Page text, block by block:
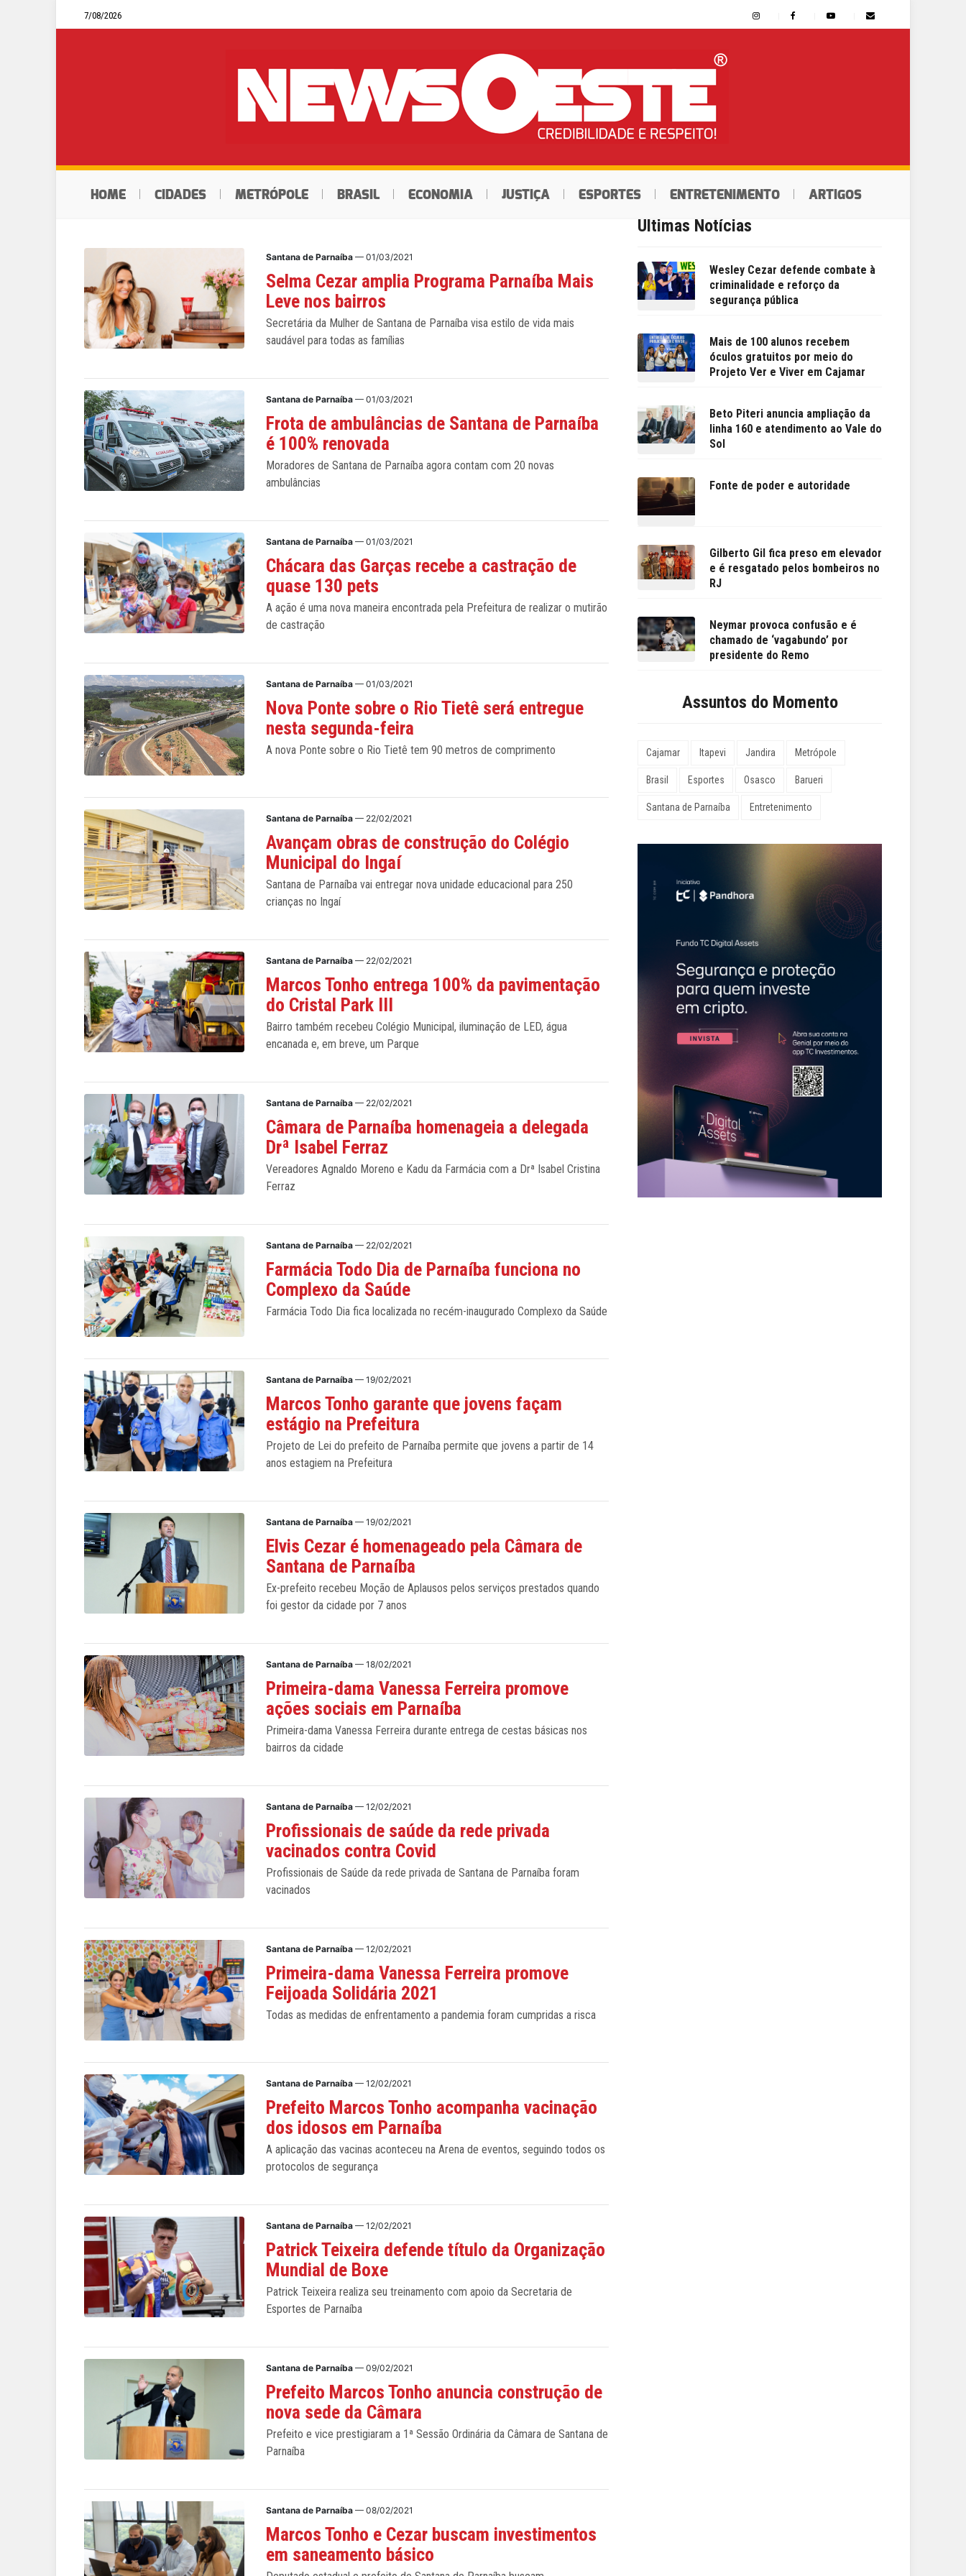
7/08/2026
HOME CIDADES METRÓPOLE BRASIL ECONOMIA JUSTIÇA ESPORTES ENTRETENIMENTO ARTIGOS
Santana de Parnaíba — 01/03/2021
Selma Cezar amplia Programa Parnaíba Mais
Leve nos bairros
Secretária da Mulher de Santana de Parnaíba visa estilo de vida mais
saudável para todas as famílias
Santana de Parnaíba — 01/03/2021
Frota de ambulâncias de Santana de Parnaíba
é 100% renovada
Moradores de Santana de Parnaíba agora contam com 20 novas
ambulâncias
Santana de Parnaíba — 01/03/2021
Chácara das Garças recebe a castração de
quase 130 pets
A ação é uma nova maneira encontrada pela Prefeitura de realizar o mutirão
de castração
Santana de Parnaíba — 01/03/2021
Nova Ponte sobre o Rio Tietê será entregue
nesta segunda-feira
A nova Ponte sobre o Rio Tietê tem 90 metros de comprimento
Santana de Parnaíba — 22/02/2021
Avançam obras de construção do Colégio
Municipal do Ingaí
Santana de Parnaíba vai entregar nova unidade educacional para 250
crianças no Ingaí
Santana de Parnaíba — 22/02/2021
Marcos Tonho entrega 100% da pavimentação
do Cristal Park III
Bairro também recebeu Colégio Municipal, iluminação de LED, água
encanada e, em breve, um Parque
Santana de Parnaíba — 22/02/2021
Câmara de Parnaíba homenageia a delegada
Drª Isabel Ferraz
Vereadores Agnaldo Moreno e Kadu da Farmácia com a Drª Isabel Cristina
Ferraz
Santana de Parnaíba — 22/02/2021
Farmácia Todo Dia de Parnaíba funciona no
Complexo da Saúde
Farmácia Todo Dia fica localizada no recém-inaugurado Complexo da Saúde
Santana de Parnaíba — 19/02/2021
Marcos Tonho garante que jovens façam
estágio na Prefeitura
Projeto de Lei do prefeito de Parnaíba permite que jovens a partir de 14
anos estagiem na Prefeitura
Santana de Parnaíba — 19/02/2021
Elvis Cezar é homenageado pela Câmara de
Santana de Parnaíba
Ex-prefeito recebeu Moção de Aplausos pelos serviços prestados quando
foi gestor da cidade por 7 anos
Santana de Parnaíba — 18/02/2021
Primeira-dama Vanessa Ferreira promove
ações sociais em Parnaíba
Primeira-dama Vanessa Ferreira durante entrega de cestas básicas nos
bairros da cidade
Santana de Parnaíba — 12/02/2021
Profissionais de saúde da rede privada
vacinados contra Covid
Profissionais de Saúde da rede privada de Santana de Parnaíba foram
vacinados
Santana de Parnaíba — 12/02/2021
Primeira-dama Vanessa Ferreira promove
Feijoada Solidária 2021
Todas as medidas de enfrentamento a pandemia foram cumpridas a risca
Santana de Parnaíba — 12/02/2021
Prefeito Marcos Tonho acompanha vacinação
dos idosos em Parnaíba
A aplicação das vacinas aconteceu na Arena de eventos, seguindo todos os
protocolos de segurança
Santana de Parnaíba — 12/02/2021
Patrick Teixeira defende título da Organização
Mundial de Boxe
Patrick Teixeira realiza seu treinamento com apoio da Secretaria de
Esportes de Parnaíba
Santana de Parnaíba — 09/02/2021
Prefeito Marcos Tonho anuncia construção de
nova sede da Câmara
Prefeito e vice prestigiaram a 1ª Sessão Ordinária da Câmara de Santana de
Parnaíba
Santana de Parnaíba — 08/02/2021
Marcos Tonho e Cezar buscam investimentos
em saneamento básico
Últimas Notícias
Wesley Cezar defende combate à
criminalidade e reforço da
segurança pública
Mais de 100 alunos recebem
óculos gratuitos por meio do
Projeto Ver e Viver em Cajamar
Beto Piteri anuncia ampliação da
linha 160 e atendimento ao Vale do
Sol
Fonte de poder e autoridade
Gilberto Gil fica preso em elevador
e é resgatado pelos bombeiros no
RJ
Neymar provoca confusão e é
chamado de ‘vagabundo’ por
presidente do Remo
Assuntos do Momento
Cajamar Itapevi Jandira Metrópole
Brasil Esportes Osasco Barueri
Santana de Parnaíba Entretenimento